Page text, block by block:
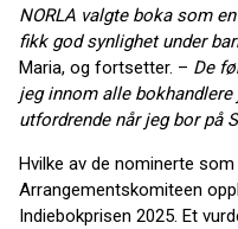
NORLA valgte boka som
fikk god synlighet under
Maria, og fortsetter. – De
jeg innom alle
utfordrende når jeg bor på
Hvilke av de nominerte
Arrangementskomiteen
Indiebokprisen 2025. Et